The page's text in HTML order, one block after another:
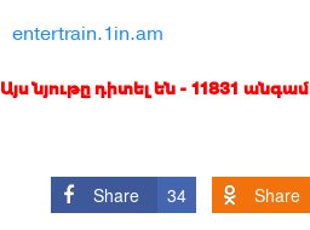
entertrain.1in.am
Այս նյութը դիտել են - 11831 անգամ
Share 34 Share